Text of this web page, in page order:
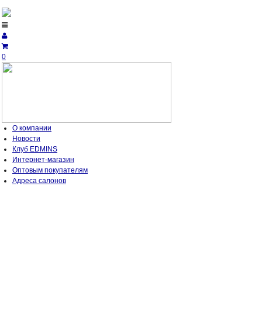
0
О компании
Новости
Клуб EDMINS
Интернет-магазин
Оптовым покупателям
Адреса салонов